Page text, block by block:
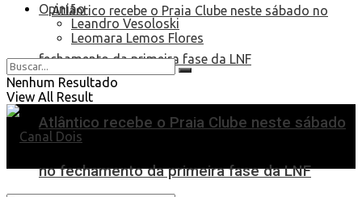
Atlântico recebe o Praia Clube neste sábado
no fechamento da primeira fase da LNF
Opinião
Leandro Vesoloski
Leomara Lemos Flores
Nenhum Resultado
View All Result